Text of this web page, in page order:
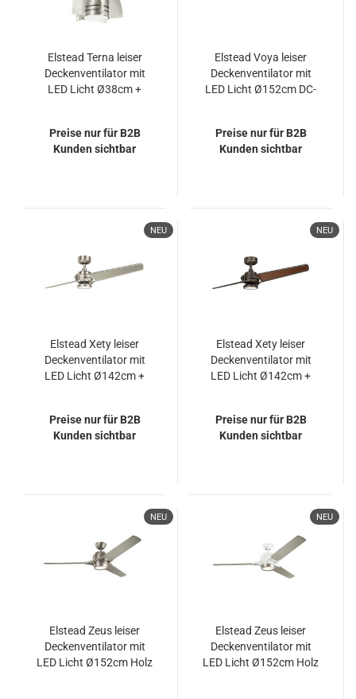
Elstead Terna leiser
Deckenventilator mit
LED Licht Ø38cm +
Preise nur für B2B
Kunden sichtbar
Elstead Voya leiser
Deckenventilator mit
LED Licht Ø152cm DC-
Preise nur für B2B
Kunden sichtbar
NEU
Elstead Xety leiser
Deckenventilator mit
LED Licht Ø142cm +
Preise nur für B2B
Kunden sichtbar
NEU
Elstead Xety leiser
Deckenventilator mit
LED Licht Ø142cm +
Preise nur für B2B
Kunden sichtbar
NEU
Elstead Zeus leiser
Deckenventilator mit
LED Licht Ø152cm Holz
NEU
Elstead Zeus leiser
Deckenventilator mit
LED Licht Ø152cm Holz